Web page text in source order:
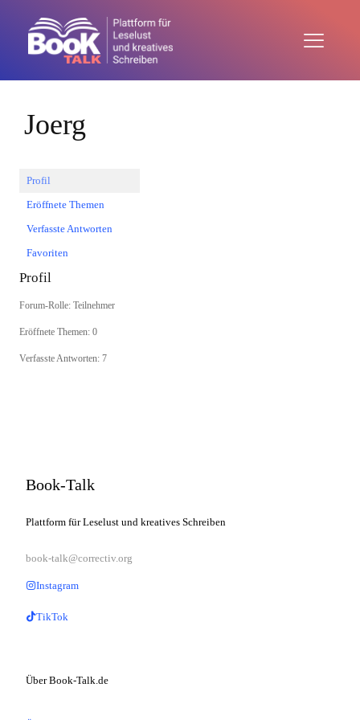
Joerg
Profil
Eröffnete Themen
Verfasste Antworten
Favoriten
Profil
Forum-Rolle: Teilnehmer
Eröffnete Themen: 0
Verfasste Antworten: 7
Book-Talk
Plattform für Leselust und kreatives Schreiben
book-talk@correctiv.org
Instagram
TikTok
Über Book-Talk.de